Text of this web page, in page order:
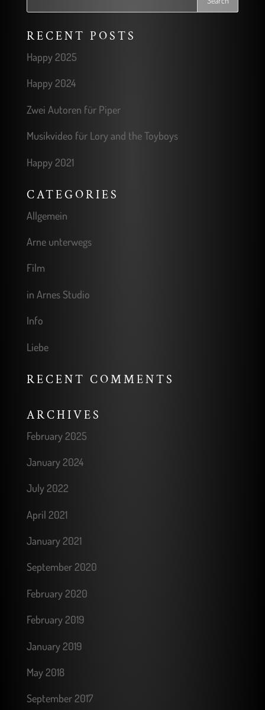
RECENT POSTS
Happy 2025
Happy 2024
Zwei Autoren für Piper
Musikvideo für Lory and the Toyboys
Happy 2021
CATEGORIES
Allgemein
Arne unterwegs
Film
in Arnes Studio
Info
Liebe
RECENT COMMENTS
ARCHIVES
February 2025
January 2024
July 2022
April 2021
January 2021
September 2020
February 2020
February 2019
January 2019
May 2018
September 2017